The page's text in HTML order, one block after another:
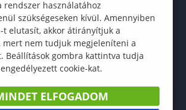
rendszer használatához
szükségeseken kívül. Amennyiben
t elutasít, akkor átirányítjuk a
mert nem tudjuk megjeleníteni a
Beállítások gombra kattintva tudja
cookie-kat.
ELFOGADOM